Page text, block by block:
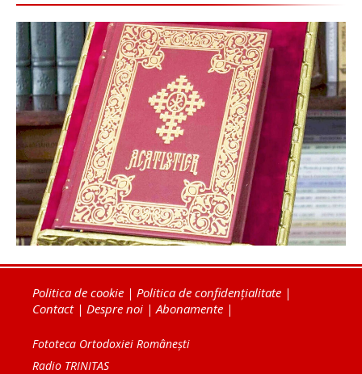
Politica de cookie | Politica de confidențialitate |
Contact| Despre noi | Abonamente |
Fototeca Ortodoxiei Românești
Radio TRINITAS